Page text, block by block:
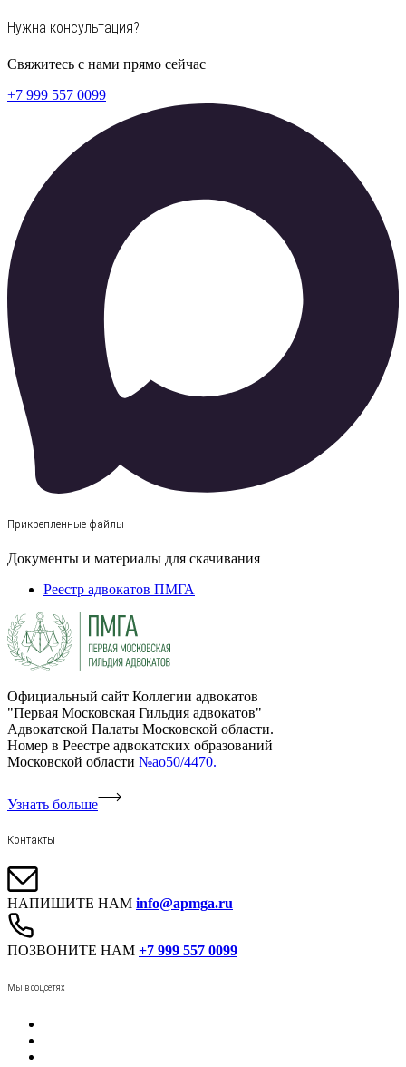
Нужна консультация?
Свяжитесь с нами прямо сейчас
+7 999 557 0099
Прикрепленные файлы
Документы и материалы для скачивания
Реестр адвокатов ПМГА
Официальный сайт Коллегии адвокатов
"Первая Московская Гильдия адвокатов"
Адвокатской Палаты Московской области.
Номер в Реестре адвокатских образований
Московской области №ао50/4470.
Узнать больше
Контакты
НАПИШИТЕ НАМ info@apmga.ru
ПОЗВОНИТЕ НАМ +7 999 557 0099
Мы в соцсетях